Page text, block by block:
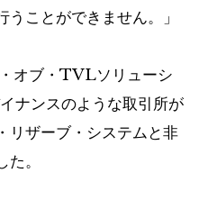
ことができません。」
オブ・TVLソリューシ
ナンスのような取引所が
リザーブ・システムと非
。